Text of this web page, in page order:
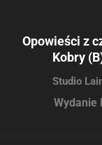
Opowieści z
Kobry
Studio
Wydanie I